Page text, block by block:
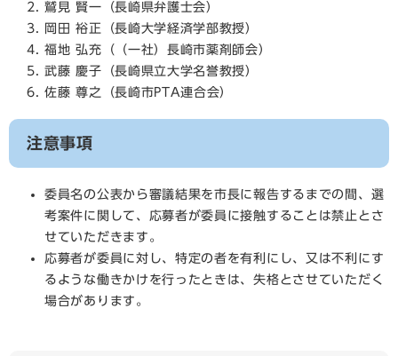
鷲見 賢一（長崎県弁護士会）
岡田 裕正（長崎大学経済学部教授）
福地 弘充（（一社）長崎市薬剤師会）
武藤 慶子（長崎県立大学名誉教授）
佐藤 尊之（長崎市PTA連合会）
注意事項
委員名の公表から審議結果を市長に報告するまでの間、選
考案件に関して、応募者が委員に接触することは禁止とさ
せていただきます。
応募者が委員に対し、特定の者を有利にし、又は不利にす
るような働きかけを行ったときは、失格とさせていただく
場合があります。